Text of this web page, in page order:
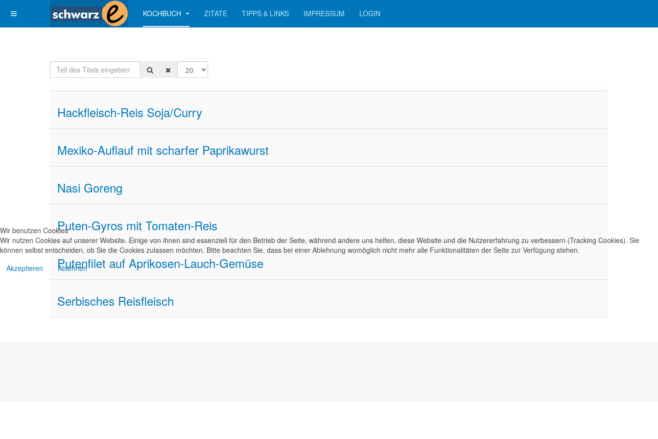
KOCHBUCH ZITATE TIPPS & LINKS IMPRESSUM LOGIN
Teil des Titels eingeben Anzeige #
Hackfleisch-Reis Soja/Curry
Mexiko-Auflauf mit scharfer Paprikawurst
Nasi Goreng
Puten-Gyros mit Tomaten-Reis
Putenfilet auf Aprikosen-Lauch-Gemüse
Serbisches Reisfleisch
Wir benutzen Cookies
Wir nutzen Cookies auf unserer Website. Einige von ihnen sind essenziell für den Betrieb der Seite, während andere uns helfen, diese Website und die Nutzererfahrung zu verbessern (Tracking Cookies). Sie
können selbst entscheiden, ob Sie die Cookies zulassen möchten. Bitte beachten Sie, dass bei einer Ablehnung womöglich nicht mehr alle Funktionalitäten der Seite zur Verfügung stehen.
Akzeptieren
Ablehnen